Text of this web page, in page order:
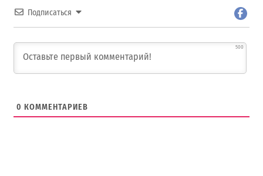
Подписаться
500
0 КОММЕНТАРИЕВ